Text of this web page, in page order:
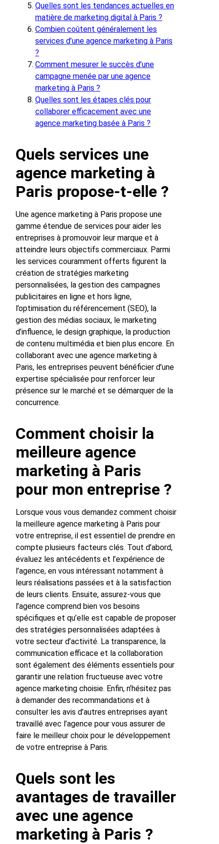
Quelles sont les tendances actuelles en
matière de marketing digital à Paris ?
Combien coûtent généralement les
services d’une agence marketing à Paris
?
Comment mesurer le succès d’une
campagne menée par une agence
marketing à Paris ?
Quelles sont les étapes clés pour
collaborer efficacement avec une
agence marketing basée à Paris ?
Quels services une
agence marketing à
Paris propose-t-elle ?
Une agence marketing à Paris propose une
gamme étendue de services pour aider les
entreprises à promouvoir leur marque et à
atteindre leurs objectifs commerciaux. Parmi
les services couramment offerts figurent la
création de stratégies marketing
personnalisées, la gestion des campagnes
publicitaires en ligne et hors ligne,
l’optimisation du référencement (SEO), la
gestion des médias sociaux, le marketing
d’influence, le design graphique, la production
de contenu multimédia et bien plus encore. En
collaborant avec une agence marketing à
Paris, les entreprises peuvent bénéficier d’une
expertise spécialisée pour renforcer leur
présence sur le marché et se démarquer de la
concurrence.
Comment choisir la
meilleure agence
marketing à Paris
pour mon entreprise ?
Lorsque vous vous demandez comment choisir
la meilleure agence marketing à Paris pour
votre entreprise, il est essentiel de prendre en
compte plusieurs facteurs clés. Tout d’abord,
évaluez les antécédents et l’expérience de
l’agence, en vous intéressant notamment à
leurs réalisations passées et à la satisfaction
de leurs clients. Ensuite, assurez-vous que
l’agence comprend bien vos besoins
spécifiques et qu’elle est capable de proposer
des stratégies personnalisées adaptées à
votre secteur d’activité. La transparence, la
communication efficace et la collaboration
sont également des éléments essentiels pour
garantir une relation fructueuse avec votre
agence marketing choisie. Enfin, n’hésitez pas
à demander des recommandations et à
consulter les avis d’autres entreprises ayant
travaillé avec l’agence pour vous assurer de
faire le meilleur choix pour le développement
de votre entreprise à Paris.
Quels sont les
avantages de travailler
avec une agence
marketing à Paris ?